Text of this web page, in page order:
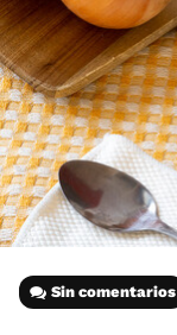
Sin comentarios